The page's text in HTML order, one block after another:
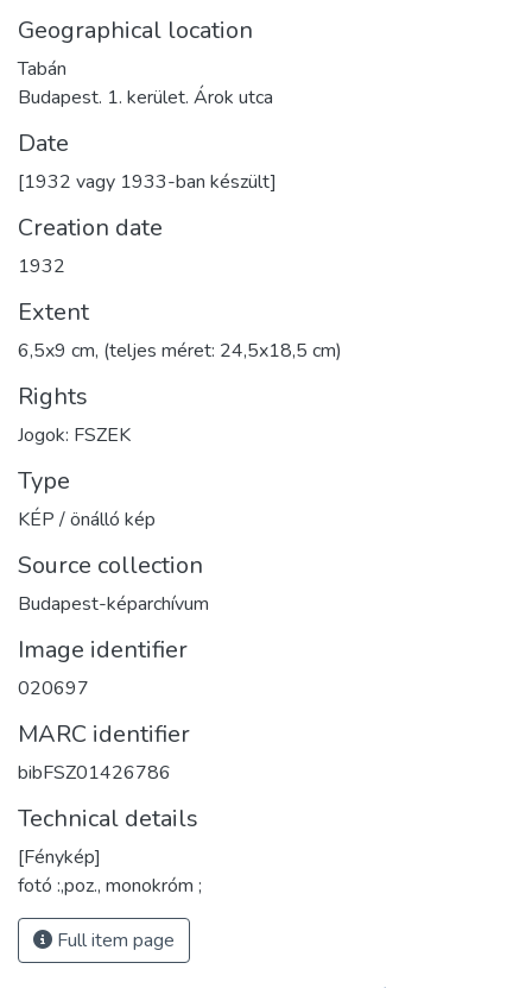
Geographical location
Tabán
Budapest. 1. kerület. Árok utca
Date
[1932 vagy 1933-ban készült]
Creation date
1932
Extent
6,5x9 cm, (teljes méret: 24,5x18,5 cm)
Rights
Jogok: FSZEK
Type
KÉP / önálló kép
Source collection
Budapest-képarchívum
Image identifier
020697
MARC identifier
bibFSZ01426786
Technical details
[Fénykép]
fotó :,poz., monokróm ;
Full item page